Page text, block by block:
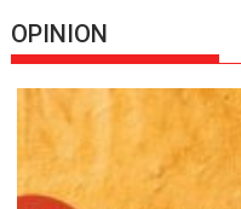
OPINION